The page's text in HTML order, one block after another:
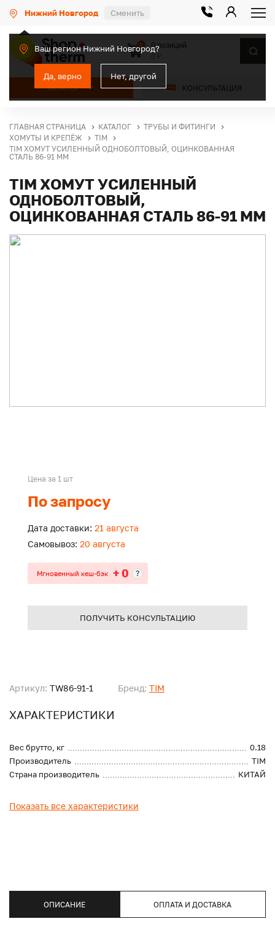
Нижний Новгород Сменить
Ваш регион Нижний Новгород?
Да, верно Нет, другой
КАТАЛОГ КОНСУЛЬТАЦИЯ
0
0 позиций
ГЛАВНАЯ СТРАНИЦА КАТАЛОГ
ТРУБЫ И ФИТИНГИ
ХОМУТЫ И КРЕПЁЖ
TIM
TIM ХОМУТ УСИЛЕННЫЙ ОДНОБОЛТОВЫЙ, ОЦИНКОВАННАЯ
СТАЛЬ 86-91 ММ
TIM ХОМУТ УСИЛЕННЫЙ
ОДНОБОЛТОВЫЙ,
ОЦИНКОВАННАЯ СТАЛЬ 86-91 ММ
Артикул: TW86-91-1 Бренд: TIM
ХАРАКТЕРИСТИКИ
Вес брутто, кг
0.18
Производитель
TIM
Страна производитель
КИТАЙ
Показать все характеристики
Цена за 1 шт
По запросу
Дата доставки: 21 августа
Самовывоз: 20 августа
Мгновенный кеш-бэк + 0 ?
ПОЛУЧИТЬ КОНСУЛЬТАЦИЮ
ОПИСАНИЕ ОПЛАТА И ДОСТАВКА